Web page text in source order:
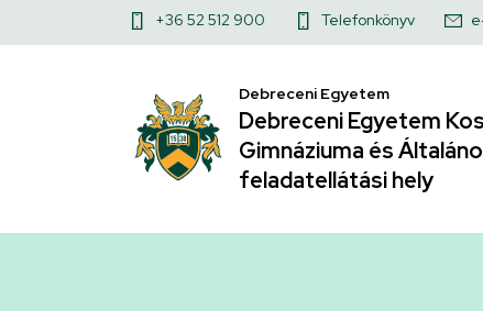
Telefonkönyv
Debreceni
Egyetem
Kossuth
a
Felső
menü
+36 52 512 900 Telefonkönyv
Debreceni Egyetem
Debreceni Egyetem
Gimnáziuma és
feladatellátási hely